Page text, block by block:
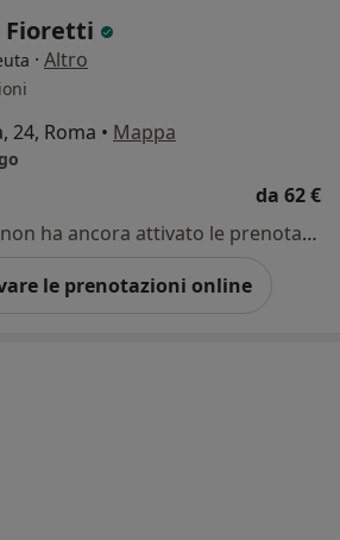
Fioretti
· Altro
24, Roma • Mappa
da 62 €
Questo dottore non ha ancora attivato le prenotazioni online presso questo indirizzo.
le prenotazioni online